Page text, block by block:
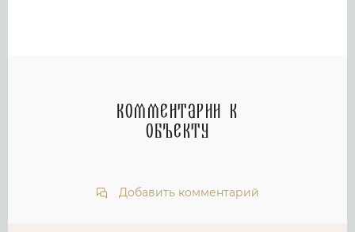
Комментарии к
объекту
Добавить комментарий